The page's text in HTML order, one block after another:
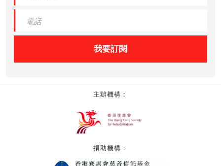
我要訂閱
主辦機構：
捐助機構：